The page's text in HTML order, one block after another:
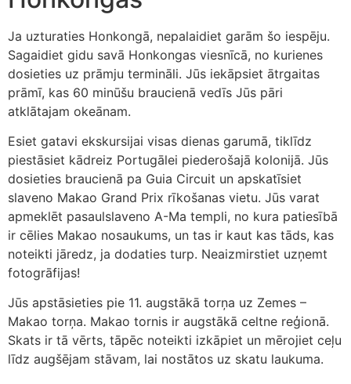
Ja uzturaties Honkongā, nepalaidiet garām šo iespēju.
Sagaidiet gidu savā Honkongas viesnīcā, no kurienes
dosieties uz prāmju termināli. Jūs iekāpsiet ātrgaitas
prāmī, kas 60 minūšu braucienā vedīs Jūs pāri
atklātajam okeānam.
Esiet gatavi ekskursijai visas dienas garumā, tiklīdz
piestāsiet kādreiz Portugālei piederošajā kolonijā. Jūs
dosieties braucienā pa Guia Circuit un apskatīsiet
slaveno Makao Grand Prix rīkošanas vietu. Jūs varat
apmeklēt pasaulslaveno A-Ma templi, no kura patiesībā
ir cēlies Makao nosaukums, un tas ir kaut kas tāds, kas
noteikti jāredz, ja dodaties turp. Neaizmirstiet uzņemt
fotogrāfijas!
Jūs apstāsieties pie 11. augstākā torņa uz Zemes –
Makao torņa. Makao tornis ir augstākā celtne reģionā.
Skats ir tā vērts, tāpēc noteikti izkāpiet un mērojiet ceļu
līdz augšējam stāvam, lai nostātos uz skatu laukuma.